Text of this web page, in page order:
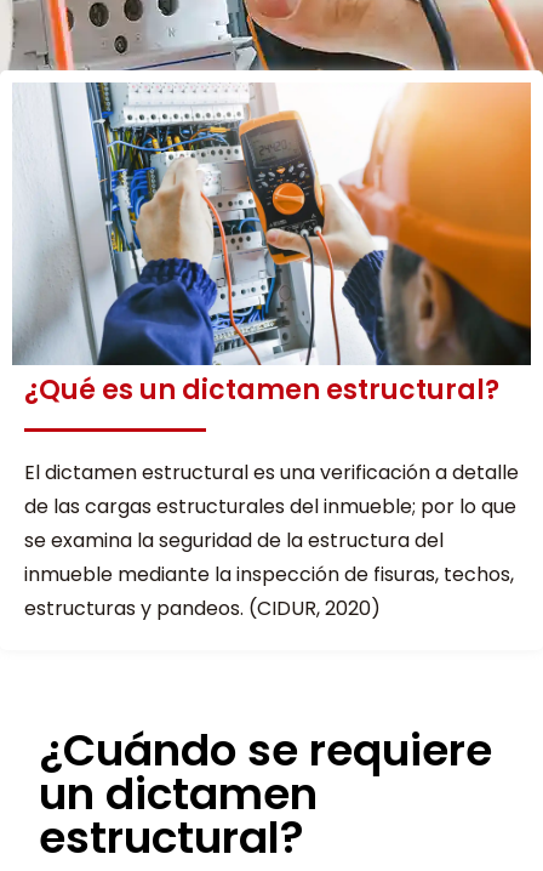
¿Qué es un dictamen estructural?
El dictamen estructural es una verificación a detalle
de las cargas estructurales del inmueble; por lo que
se examina la seguridad de la estructura del
inmueble mediante la inspección de fisuras, techos,
estructuras y pandeos. (CIDUR, 2020)
¿Cuándo se requiere
un dictamen
estructural?